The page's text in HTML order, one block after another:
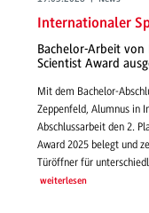
Internationaler
Bachelor-Arbeit von
Scientist Award
Mit dem Bachelor-
Zeppenfeld, Alumnus in
Abschlussarbeit den 2.
Award 2025 belegt und
Türöffner für
weiterlesen